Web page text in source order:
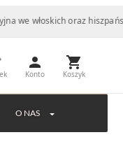
oraz hiszpańskich
Konto Koszyk
O NAS